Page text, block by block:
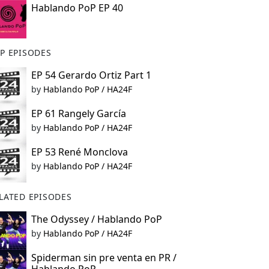
Hablando PoP EP 40
EPISODES
EP 54 Gerardo Ortiz Part 1
by Hablando PoP / HA24F
EP 61 Rangely García
by Hablando PoP / HA24F
EP 53 René Monclova
by Hablando PoP / HA24F
EPISODES
The Odyssey / Hablando PoP
by Hablando PoP / HA24F
Spiderman sin pre venta en PR /